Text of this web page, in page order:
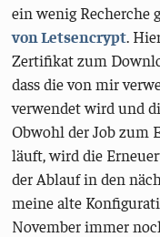
ein wenig Recherche
von Letsencrypt.
Zertifikat zum
dass die von mir
verwendet wird und
Obwohl der Job zum
läuft, wird die
der Ablauf in den
meine alte
November immer